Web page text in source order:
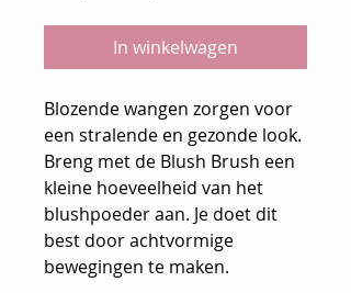
In winkelwagen
Blozende wangen zorgen voor
een stralende en gezonde look.
Breng met de Blush Brush een
kleine hoeveelheid van het
blushpoeder aan. Je doet dit
best door achtvormige
bewegingen te maken.